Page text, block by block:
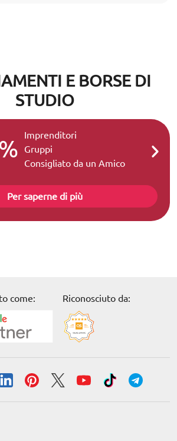
E BORSE DI
STUDIO
Imprenditori
Gruppi
Consigliato da un Amico
-
Per saperne di più
come: Riconosciuto da: